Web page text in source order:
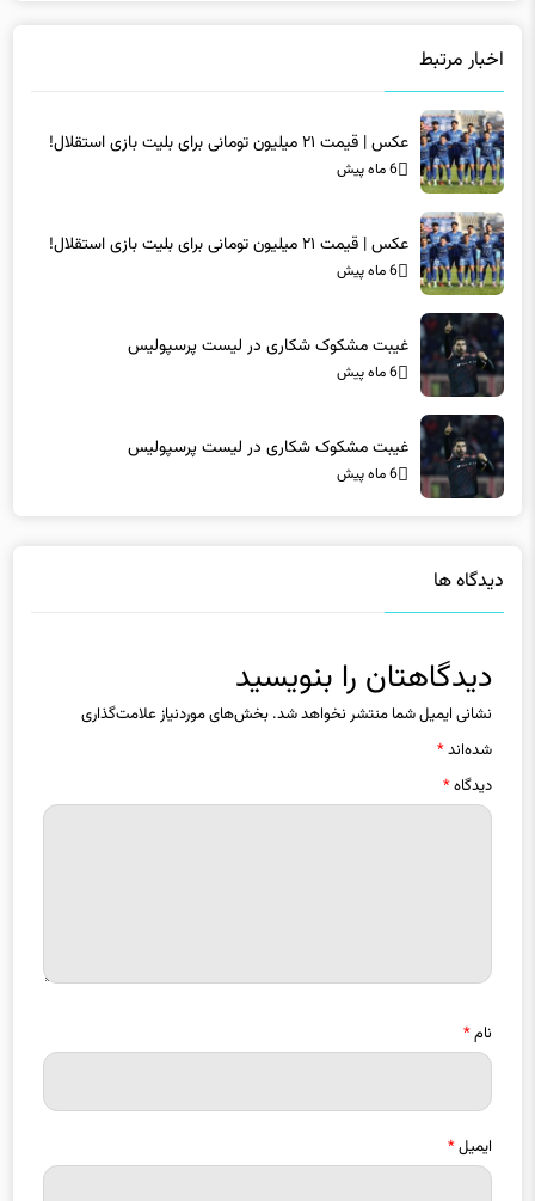
اخبار مرتبط
عکس | قیمت ۲۱ میلیون تومانی برای بلیت بازی استقلال!
6 ماه پیش
عکس | قیمت ۲۱ میلیون تومانی برای بلیت بازی استقلال!
6 ماه پیش
غیبت مشکوک شکاری در لیست پرسپولیس
6 ماه پیش
غیبت مشکوک شکاری در لیست پرسپولیس
6 ماه پیش
دیدگاه ها
دیدگاهتان را بنویسید
نشانی ایمیل شما منتشر نخواهد شد. بخش‌های موردنیاز علامت‌گذاری
شده‌اند*
دیدگاه*
نام*
ایمیل*